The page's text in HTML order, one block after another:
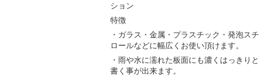
ション
特徴
・ガラス・金属・プラスチック・発泡スチ
ロールなどに幅広くお使い頂けます。
・雨や水に濡れた板面にも濃くはっきりと
書く事が出来ます。